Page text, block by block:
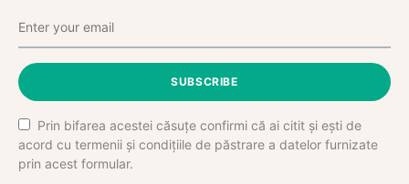
SUBSCRIBE
Prin bifarea acestei căsuțe confirmi că ai citit și ești de
acord cu termenii și condițiile de păstrare a datelor furnizate
prin acest formular.